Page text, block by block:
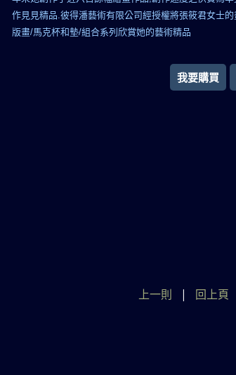
作見見精品.彼得潘藝術有限公司經授權將張筱君女士
版畫/馬克杯和墊/組合系列欣賞她的藝術精品
我要購買
上一則 | 回上頁